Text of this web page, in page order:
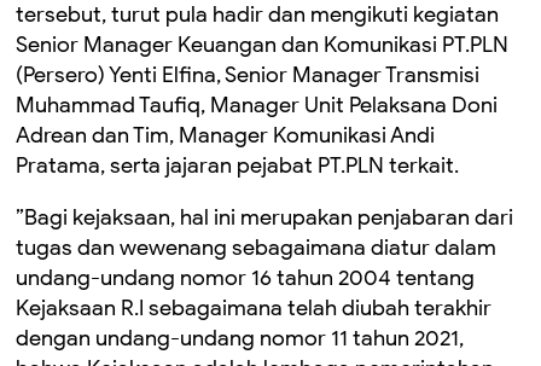
tersebut, turut pula hadir dan mengikuti kegiatan
Senior Manager Keuangan dan Komunikasi PT.PLN
(Persero) Yenti Elfina, Senior Manager Transmisi
Muhammad Taufiq, Manager Unit Pelaksana Doni
Adrean dan Tim, Manager Komunikasi Andi
Pratama, serta jajaran pejabat PT.PLN terkait.
”Bagi kejaksaan, hal ini merupakan penjabaran dari
tugas dan wewenang sebagaimana diatur dalam
undang-undang nomor 16 tahun 2004 tentang
Kejaksaan R.I sebagaimana telah diubah terakhir
dengan undang-undang nomor 11 tahun 2021,